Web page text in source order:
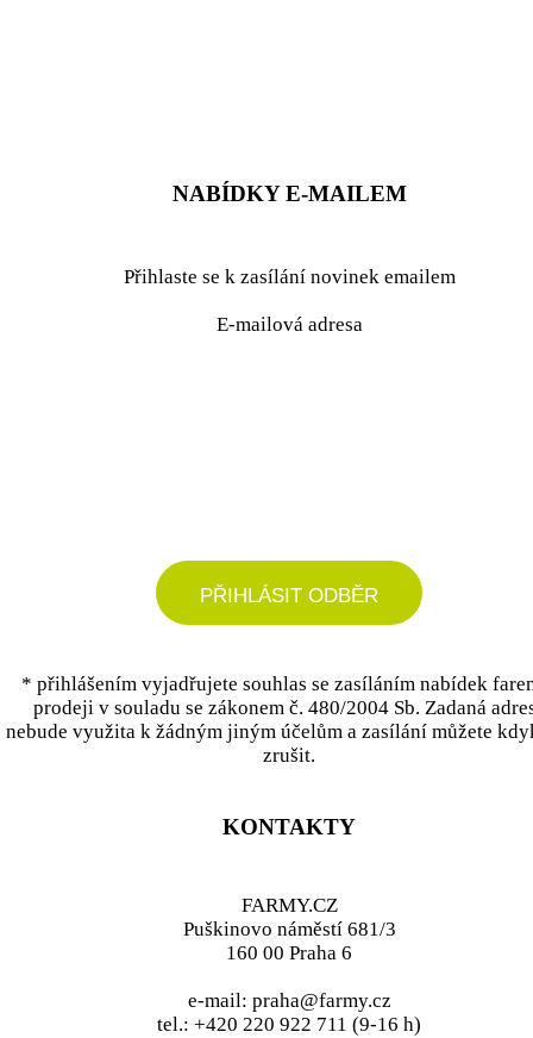
NABÍDKY E-MAILEM
Přihlaste se k zasílání novinek emailem
E-mailová adresa
PŘIHLÁSIT ODBĚR
* přihlášením vyjadřujete souhlas se zasíláním nabídek
prodeji v souladu se zákonem č. 480/2004 Sb. Zadaná
nebude využita k žádným jiným účelům a zasílání můžete
zrušit.
KONTAKTY
FARMY.CZ
Puškinovo náměstí 681/3
160 00 Praha 6
e-mail: praha@farmy.cz
tel.: +420 220 922 711 (9-16 h)